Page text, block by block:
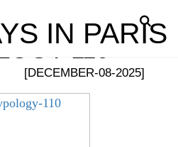
IN PARIS
110
[DECEMBER-08-2025]